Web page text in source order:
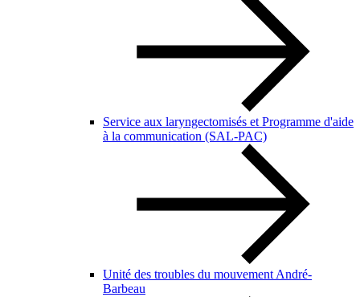
Service aux laryngectomisés et Programme d'aide
à la communication (SAL-PAC)
Unité des troubles du mouvement André-
Barbeau